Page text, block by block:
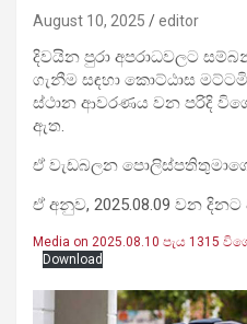
August 10, 2025 editor
දිවයින පුරා අපරාධවලට
ගැනීම සඳහා කොට්ඨාස
ස්ථාන ආවරණය වන පරිදි
ඇත.
ඒ වැඩබලන
ඒ අනුව, 2025.08.09 වන
Media on 2025.08.10 පැය 1315
Download